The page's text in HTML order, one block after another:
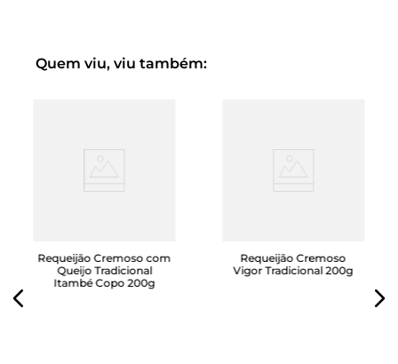
Quem viu, viu também:
Requeijão Cremoso com
Queijo Tradicional
Itambé Copo 200g
Requeijão Cremoso
Vigor Tradicional 200g